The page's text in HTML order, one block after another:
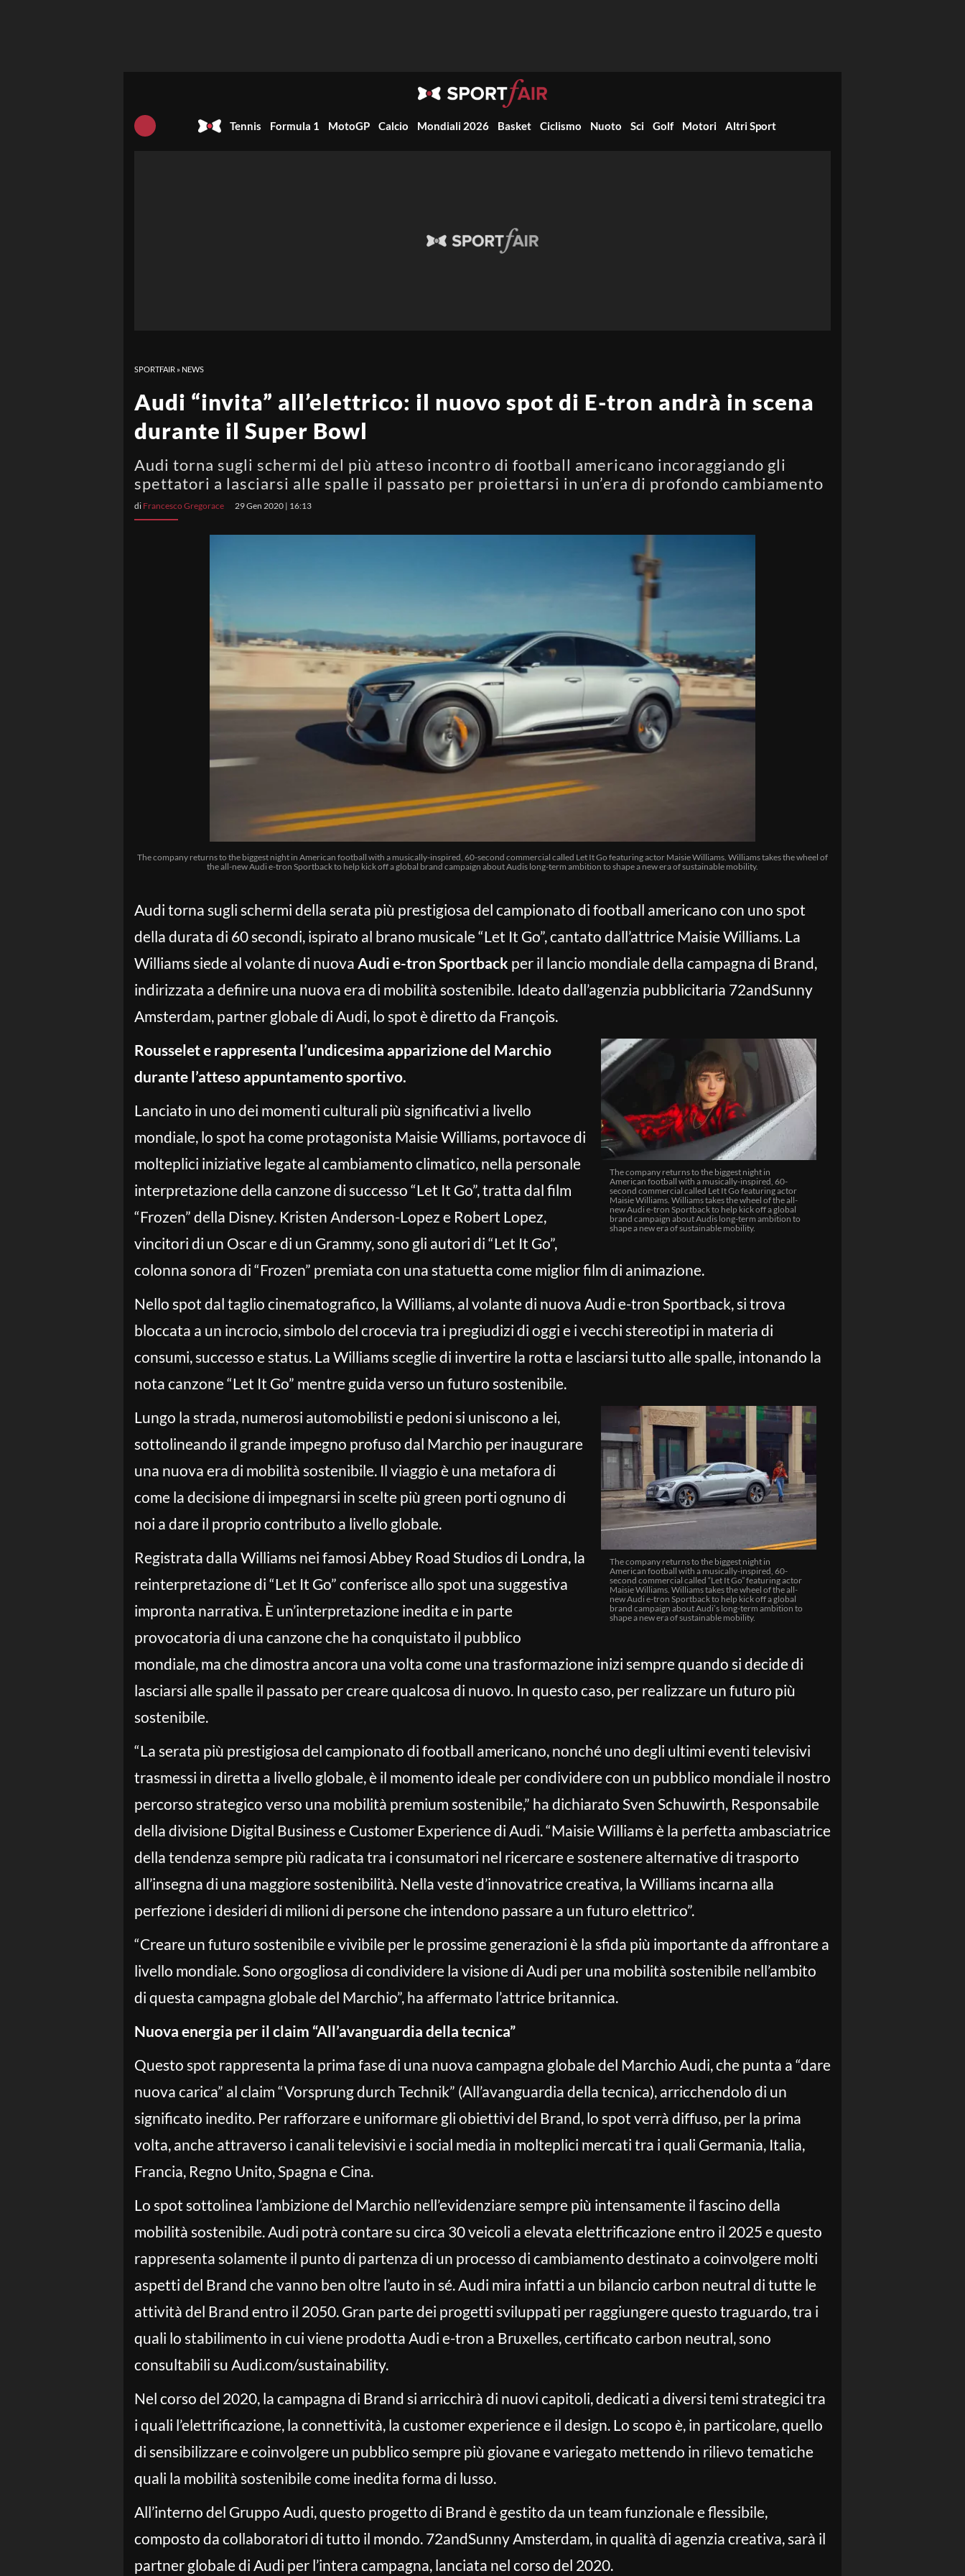
Tennis Formula 1 MotoGP Calcio Mondiali 2026 Basket Ciclismo Nuoto Sci Golf Motori Altri Sport
SPORTFAIR » NEWS
Audi “invita” all’elettrico: il nuovo spot di E-tron andrà in scena
durante il Super Bowl
Audi torna sugli schermi del più atteso incontro di football americano incoraggiando gli
spettatori a lasciarsi alle spalle il passato per proiettarsi in un’era di profondo cambiamento
di Francesco Gregorace 29 Gen 2020 | 16:13
The company returns to the biggest night in American football with a musically-inspired, 60-second commercial called Let It Go featuring actor Maisie Williams. Williams takes the wheel of
the all-new Audi e-tron Sportback to help kick off a global brand campaign about Audis long-term ambition to shape a new era of sustainable mobility.
Audi torna sugli schermi della serata più prestigiosa del campionato di football americano con uno spot
della durata di 60 secondi, ispirato al brano musicale “Let It Go”, cantato dall’attrice Maisie Williams. La
Williams siede al volante di nuova Audi e-tron Sportback per il lancio mondiale della campagna di Brand,
indirizzata a definire una nuova era di mobilità sostenibile. Ideato dall’agenzia pubblicitaria 72andSunny
Amsterdam, partner globale di Audi, lo spot è diretto da François.
The company returns to the biggest night in
American football with a musically-inspired, 60-
second commercial called Let It Go featuring actor
Maisie Williams. Williams takes the wheel of the all-
new Audi e-tron Sportback to help kick off a global
brand campaign about Audis long-term ambition to
shape a new era of sustainable mobility.
Rousselet e rappresenta l’undicesima apparizione del Marchio
durante l’atteso appuntamento sportivo.
Lanciato in uno dei momenti culturali più significativi a livello
mondiale, lo spot ha come protagonista Maisie Williams, portavoce di
molteplici iniziative legate al cambiamento climatico, nella personale
interpretazione della canzone di successo “Let It Go”, tratta dal film
“Frozen” della Disney. Kristen Anderson-Lopez e Robert Lopez,
vincitori di un Oscar e di un Grammy, sono gli autori di “Let It Go”,
colonna sonora di “Frozen” premiata con una statuetta come miglior film di animazione.
Nello spot dal taglio cinematografico, la Williams, al volante di nuova Audi e-tron Sportback, si trova
bloccata a un incrocio, simbolo del crocevia tra i pregiudizi di oggi e i vecchi stereotipi in materia di
consumi, successo e status. La Williams sceglie di invertire la rotta e lasciarsi tutto alle spalle, intonando la
nota canzone “Let It Go” mentre guida verso un futuro sostenibile.
The company returns to the biggest night in
American football with a musically-inspired, 60-
second commercial called “Let It Go” featuring actor
Maisie Williams. Williams takes the wheel of the all-
new Audi e-tron Sportback to help kick off a global
brand campaign about Audi’s long-term ambition to
shape a new era of sustainable mobility.
Lungo la strada, numerosi automobilisti e pedoni si uniscono a lei,
sottolineando il grande impegno profuso dal Marchio per inaugurare
una nuova era di mobilità sostenibile. Il viaggio è una metafora di
come la decisione di impegnarsi in scelte più green porti ognuno di
noi a dare il proprio contributo a livello globale.
Registrata dalla Williams nei famosi Abbey Road Studios di Londra, la
reinterpretazione di “Let It Go” conferisce allo spot una suggestiva
impronta narrativa. È un’interpretazione inedita e in parte
provocatoria di una canzone che ha conquistato il pubblico
mondiale, ma che dimostra ancora una volta come una trasformazione inizi sempre quando si decide di
lasciarsi alle spalle il passato per creare qualcosa di nuovo. In questo caso, per realizzare un futuro più
sostenibile.
“La serata più prestigiosa del campionato di football americano, nonché uno degli ultimi eventi televisivi
trasmessi in diretta a livello globale, è il momento ideale per condividere con un pubblico mondiale il nostro
percorso strategico verso una mobilità premium sostenibile,” ha dichiarato Sven Schuwirth, Responsabile
della divisione Digital Business e Customer Experience di Audi. “Maisie Williams è la perfetta ambasciatrice
della tendenza sempre più radicata tra i consumatori nel ricercare e sostenere alternative di trasporto
all’insegna di una maggiore sostenibilità. Nella veste d’innovatrice creativa, la Williams incarna alla
perfezione i desideri di milioni di persone che intendono passare a un futuro elettrico”.
“Creare un futuro sostenibile e vivibile per le prossime generazioni è la sfida più importante da affrontare a
livello mondiale. Sono orgogliosa di condividere la visione di Audi per una mobilità sostenibile nell’ambito
di questa campagna globale del Marchio”, ha affermato l’attrice britannica.
Nuova energia per il claim “All’avanguardia della tecnica”
Questo spot rappresenta la prima fase di una nuova campagna globale del Marchio Audi, che punta a “dare
nuova carica” al claim “Vorsprung durch Technik” (All’avanguardia della tecnica), arricchendolo di un
significato inedito. Per rafforzare e uniformare gli obiettivi del Brand, lo spot verrà diffuso, per la prima
volta, anche attraverso i canali televisivi e i social media in molteplici mercati tra i quali Germania, Italia,
Francia, Regno Unito, Spagna e Cina.
Lo spot sottolinea l’ambizione del Marchio nell’evidenziare sempre più intensamente il fascino della
mobilità sostenibile. Audi potrà contare su circa 30 veicoli a elevata elettrificazione entro il 2025 e questo
rappresenta solamente il punto di partenza di un processo di cambiamento destinato a coinvolgere molti
aspetti del Brand che vanno ben oltre l’auto in sé. Audi mira infatti a un bilancio carbon neutral di tutte le
attività del Brand entro il 2050. Gran parte dei progetti sviluppati per raggiungere questo traguardo, tra i
quali lo stabilimento in cui viene prodotta Audi e-tron a Bruxelles, certificato carbon neutral, sono
consultabili su Audi.com/sustainability.
Nel corso del 2020, la campagna di Brand si arricchirà di nuovi capitoli, dedicati a diversi temi strategici tra
i quali l’elettrificazione, la connettività, la customer experience e il design. Lo scopo è, in particolare, quello
di sensibilizzare e coinvolgere un pubblico sempre più giovane e variegato mettendo in rilievo tematiche
quali la mobilità sostenibile come inedita forma di lusso.
All’interno del Gruppo Audi, questo progetto di Brand è gestito da un team funzionale e flessibile,
composto da collaboratori di tutto il mondo. 72andSunny Amsterdam, in qualità di agenzia creativa, sarà il
partner globale di Audi per l’intera campagna, lanciata nel corso del 2020.